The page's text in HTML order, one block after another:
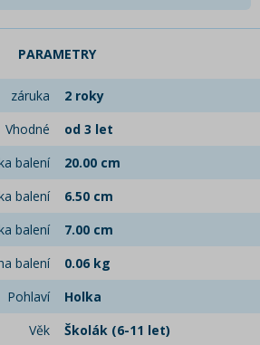
PARAMETRY
záruka
2 roky
Vhodné
od 3 let
balení
20.00 cm
balení
6.50 cm
balení
7.00 cm
balení
0.06 kg
Pohlaví
Holka
Věk
Školák (6-11 let)